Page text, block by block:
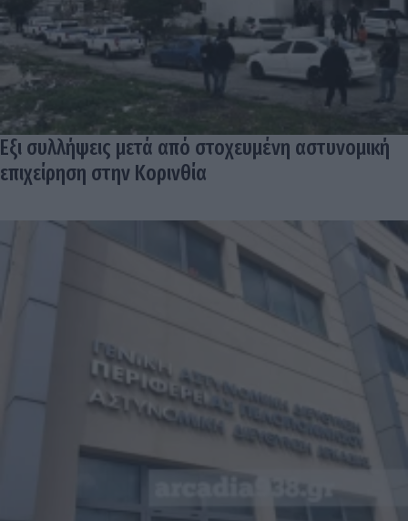
Εξι συλλήψεις μετά από στοχευμένη αστυνομική
επιχείρηση στην Κορινθία